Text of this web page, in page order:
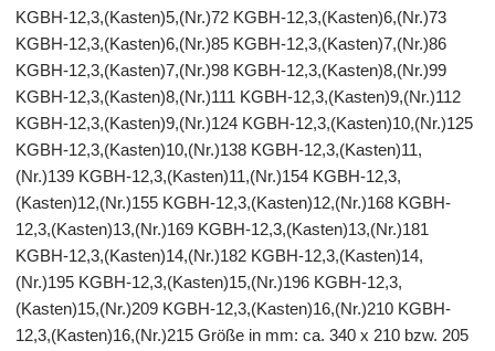
KGBH-12,3,(Kasten)5,(Nr.)72 KGBH-12,3,(Kasten)6,(Nr.)73
KGBH-12,3,(Kasten)6,(Nr.)85 KGBH-12,3,(Kasten)7,(Nr.)86
KGBH-12,3,(Kasten)7,(Nr.)98 KGBH-12,3,(Kasten)8,(Nr.)99
KGBH-12,3,(Kasten)8,(Nr.)111 KGBH-12,3,(Kasten)9,(Nr.)112
KGBH-12,3,(Kasten)9,(Nr.)124 KGBH-12,3,(Kasten)10,(Nr.)125
KGBH-12,3,(Kasten)10,(Nr.)138 KGBH-12,3,(Kasten)11,
(Nr.)139 KGBH-12,3,(Kasten)11,(Nr.)154 KGBH-12,3,
(Kasten)12,(Nr.)155 KGBH-12,3,(Kasten)12,(Nr.)168 KGBH-
12,3,(Kasten)13,(Nr.)169 KGBH-12,3,(Kasten)13,(Nr.)181
KGBH-12,3,(Kasten)14,(Nr.)182 KGBH-12,3,(Kasten)14,
(Nr.)195 KGBH-12,3,(Kasten)15,(Nr.)196 KGBH-12,3,
(Kasten)15,(Nr.)209 KGBH-12,3,(Kasten)16,(Nr.)210 KGBH-
12,3,(Kasten)16,(Nr.)215 Größe in mm: ca. 340 x 210 bzw. 205